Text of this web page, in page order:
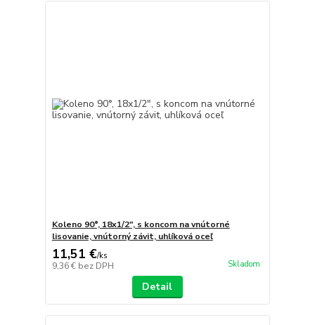
Koleno 90°, 18x1/2", s koncom na vnútorné
lisovanie, vnútorný závit, uhlíková oceľ
11,51 €/ks
9,36 € bez DPH Skladom
Detail